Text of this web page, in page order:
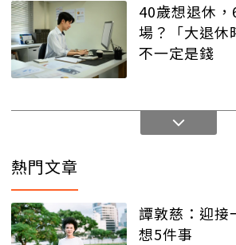
40歲想退休
場？「大退休
不一定是錢
熱門文章
譚敦慈：迎接
想5件事